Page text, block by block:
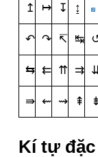
↥ ↦ ↧ ↨
↶ ↷ ↸ ↹
⇆ ⇇ ⇈ ⇉
⇛ ⇜ ⇝ ⇞ ⇟
Kí tự